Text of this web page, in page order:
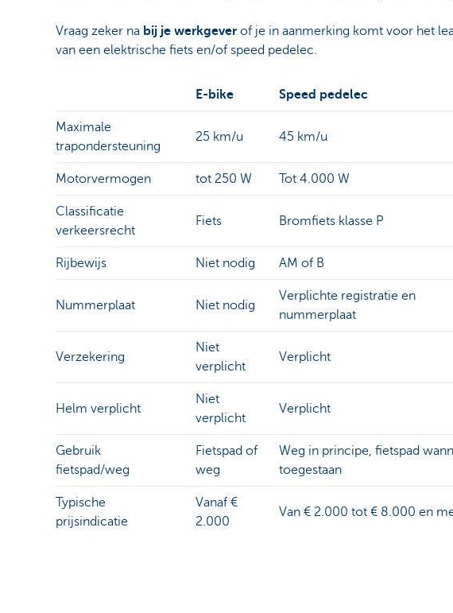
Vraag zeker na bij je werkgeverof je in aanmerking komt voor het
van een elektrische fiets en/of speed pedelec.
E-bike Speed pedelec
Maximale
trapondersteuning
25 km/u 45 km/u
Motorvermogen tot 250 W Tot 4.000 W
Classificatie
verkeersrecht
Fiets Bromfiets klasse P
Rijbewijs Niet nodig AM of B
Nummerplaat Niet nodig
Verplichte registratie en
nummerplaat
Verzekering
Niet
verplicht
Verplicht
Helm verplicht
Niet
verplicht
Verplicht
Gebruik
fietspad/weg
Fietspad of
weg
Weg in principe, fietspad
toegestaan
Typische
prijsindicatie
Vanaf €
2.000
Van € 2.000 tot € 8.000 en